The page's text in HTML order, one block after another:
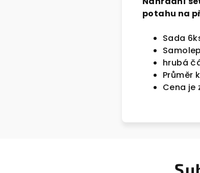
potahu na
Sada
hrubá
Průměr
Cena je